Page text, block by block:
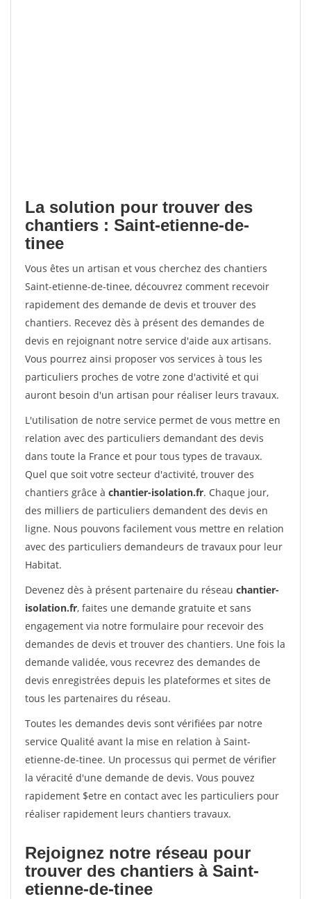
La solution pour trouver des
chantiers : Saint-etienne-de-
tinee
Vous êtes un artisan et vous cherchez des chantiers
Saint-etienne-de-tinee, découvrez comment recevoir
rapidement des demande de devis et trouver des
chantiers. Recevez dès à présent des demandes de
devis en rejoignant notre service d'aide aux artisans.
Vous pourrez ainsi proposer vos services à tous les
particuliers proches de votre zone d'activité et qui
auront besoin d'un artisan pour réaliser leurs travaux.
L'utilisation de notre service permet de vous mettre en
relation avec des particuliers demandant des devis
dans toute la France et pour tous types de travaux.
Quel que soit votre secteur d'activité, trouver des
chantiers grâce à chantier-isolation.fr. Chaque jour,
des milliers de particuliers demandent des devis en
ligne. Nous pouvons facilement vous mettre en relation
avec des particuliers demandeurs de travaux pour leur
Habitat.
Devenez dès à présent partenaire du réseau chantier-
isolation.fr, faites une demande gratuite et sans
engagement via notre formulaire pour recevoir des
demandes de devis et trouver des chantiers. Une fois la
demande validée, vous recevrez des demandes de
devis enregistrées depuis les plateformes et sites de
tous les partenaires du réseau.
Toutes les demandes devis sont vérifiées par notre
service Qualité avant la mise en relation à Saint-
etienne-de-tinee. Un processus qui permet de vérifier
la véracité d'une demande de devis. Vous pouvez
rapidement $etre en contact avec les particuliers pour
réaliser rapidement leurs chantiers travaux.
Rejoignez notre réseau pour
trouver des chantiers à Saint-
etienne-de-tinee